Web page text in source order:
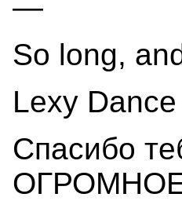
—
So long,
Lexy
Спасибо